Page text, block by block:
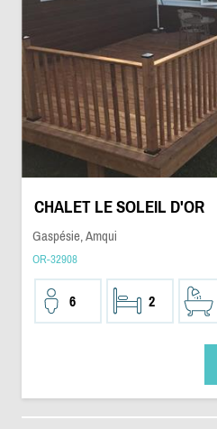
CHALET LE SOLEIL D'OR
Gaspésie, Amqui
OR-32908
6 2